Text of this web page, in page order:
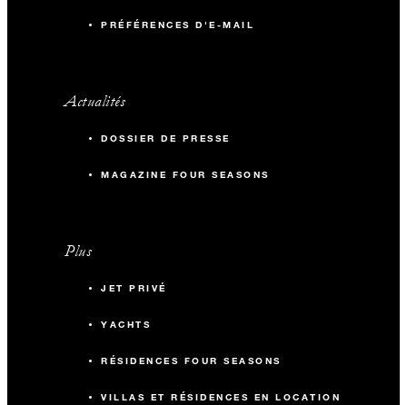
PRÉFÉRENCES D'E-MAIL
Actualités
DOSSIER DE PRESSE
MAGAZINE FOUR SEASONS
Plus
JET PRIVÉ
YACHTS
RÉSIDENCES FOUR SEASONS
VILLAS ET RÉSIDENCES EN LOCATION